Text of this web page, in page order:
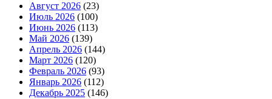
Август 2026 (23)
Июль 2026 (100)
Июнь 2026 (113)
Май 2026 (139)
Апрель 2026 (144)
Март 2026 (120)
Февраль 2026 (93)
Январь 2026 (112)
Декабрь 2025 (146)